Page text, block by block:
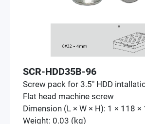
SCR-HDD35B-96
Screw pack for 3.5" HDD
Flat head machine screw
Dimension (L × W × H): 1 × 118
Weight: 0.03 (kg)